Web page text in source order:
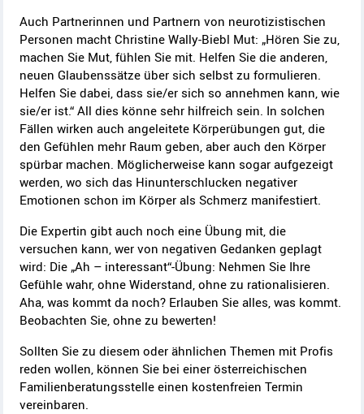
Auch Partnerinnen und Partnern von neurotizistischen
Personen macht Christine Wally-Biebl Mut: „Hören Sie zu,
machen Sie Mut, fühlen Sie mit. Helfen Sie die anderen,
neuen Glaubenssätze über sich selbst zu formulieren.
Helfen Sie dabei, dass sie/er sich so annehmen kann, wie
sie/er ist.“ All dies könne sehr hilfreich sein. In solchen
Fällen wirken auch angeleitete Körperübungen gut, die
den Gefühlen mehr Raum geben, aber auch den Körper
spürbar machen. Möglicherweise kann sogar aufgezeigt
werden, wo sich das Hinunterschlucken negativer
Emotionen schon im Körper als Schmerz manifestiert.
Die Expertin gibt auch noch eine Übung mit, die
versuchen kann, wer von negativen Gedanken geplagt
wird: Die „Ah – interessant“-Übung: Nehmen Sie Ihre
Gefühle wahr, ohne Widerstand, ohne zu rationalisieren.
Aha, was kommt da noch? Erlauben Sie alles, was kommt.
Beobachten Sie, ohne zu bewerten!
Sollten Sie zu diesem oder ähnlichen Themen mit Profis
reden wollen, können Sie bei einer österreichischen
Familienberatungsstelle einen kostenfreien Termin
vereinbaren.